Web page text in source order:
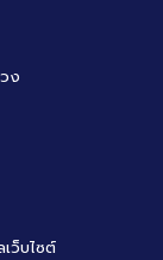
ง
ว็บไซต์